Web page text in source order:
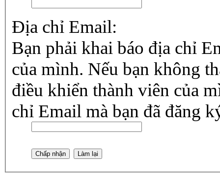
Địa chỉ Email:
Bạn phải khai báo địa chỉ
của mình. Nếu bạn không
điều khiển thành viên của
chỉ Email mà bạn đã đăng